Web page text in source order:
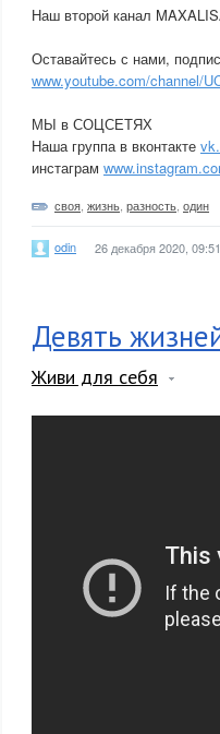
Наш второй канал
Оставайтесь с нами,
www.youtube.com/channel/
МЫ в СОЦСЕТЯХ
Наша группа в вконтакте
инстаграм
своя жизнь разность один
odin 26 декабря 2020, 09:51
Девять
Живи для себя